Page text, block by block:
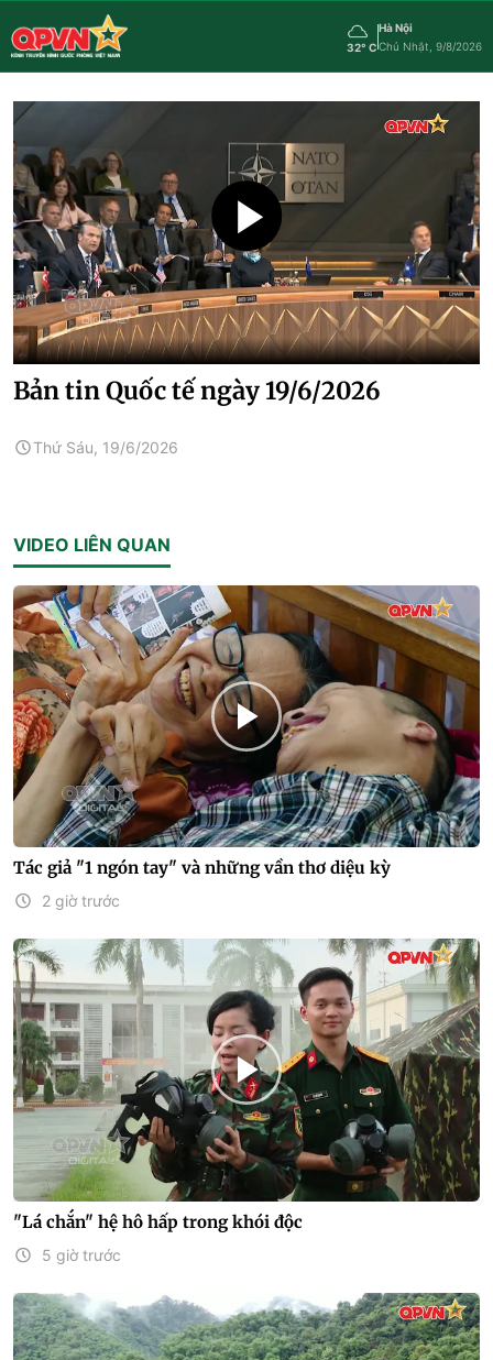
32° C
Hà Nội
Chủ Nhật, 9/8/2026
Bản tin Quốc tế ngày 19/6/2026
Thứ Sáu, 19/6/2026
VIDEO LIÊN QUAN
Tác giả "1 ngón tay" và những vần thơ diệu kỳ
2 giờ trước
"Lá chắn" hệ hô hấp trong khói độc
5 giờ trước